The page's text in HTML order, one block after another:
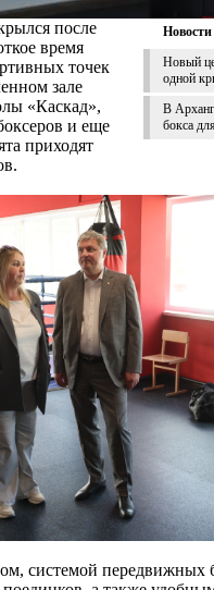
Новости
Новый
одной
В
бокса
после
время
точек
зале
«Каскад»,
и еще
приходят
системой передвижных